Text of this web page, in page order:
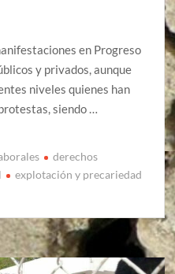
en Progreso
y privados, aunque
niveles quienes han
siendo …
derechos
explotación y precariedad